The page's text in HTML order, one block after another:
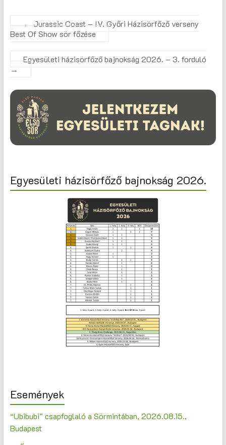
←
Jurassic Coast – IV. Győri Házisörfőző verseny
Best Of Show sör főzése
Egyesületi házisörfőző bajnokság 2026. – 3. forduló
→
Egyesületi házisörfőző bajnokság 2026.
Események
“Ubibubi” csapfoglaló a Sörmintában, 2026.08.15.,
Budapest